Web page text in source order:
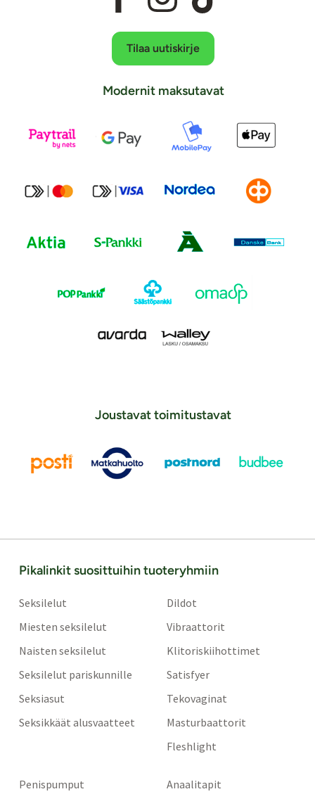
Tilaa uutiskirje
Modernit maksutavat
Joustavat toimitustavat
Pikalinkit suosittuihin tuoteryhmiin
Seksilelut
Miesten seksilelut
Naisten seksilelut
Seksilelut pariskunnille
Seksiasut
Seksikkäät alusvaatteet
Dildot
Vibraattorit
Klitoriskiihottimet
Satisfyer
Tekovaginat
Masturbaattorit
Fleshlight
Penispumput
Anaalitapit